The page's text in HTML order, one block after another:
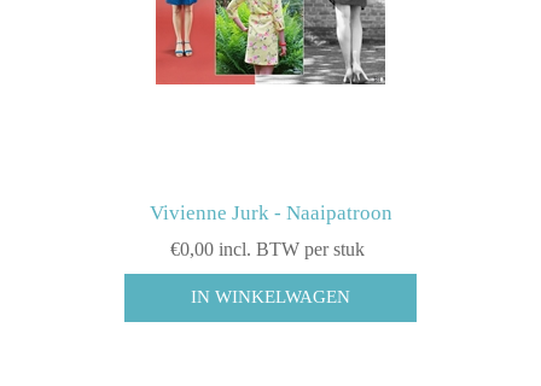
Vivienne Jurk - Naaipatroon
€0,00 incl. BTW per stuk